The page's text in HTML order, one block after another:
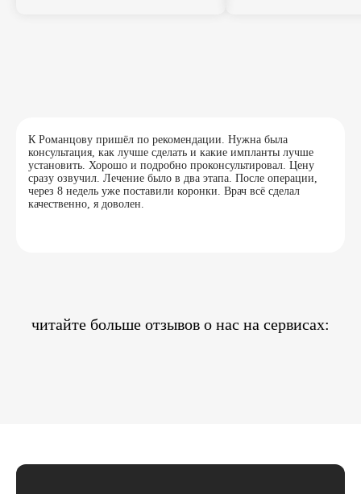
К Романцову пришёл по рекомендации. Нужна была
консультация, как лучше сделать и какие импланты лучше
установить. Хорошо и подробно проконсультировал. Цену
сразу озвучил. Лечение было в два этапа. После операции,
через 8 недель уже поставили коронки. Врач всё сделал
качественно, я доволен.
читайте больше отзывов о нас на сервисах: